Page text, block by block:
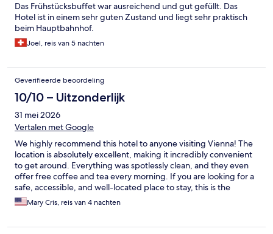
Das Frühstücksbuffet war ausreichend und gut gefüllt. Das
Hotel ist in einem sehr guten Zustand und liegt sehr praktisch
beim Hauptbahnhof.
Joel, reis van 5 nachten
Geverifieerde beoordeling
10/10 – Uitzonderlijk
31 mei 2026
Vertalen met Google
We highly recommend this hotel to anyone visiting Vienna! The
location is absolutely excellent, making it incredibly convenient
to get around. Everything was spotlessly clean, and they even
offer free coffee and tea every morning. If you are looking for a
safe, accessible, and well-located place to stay, this is the
perfect choice.
Mary Cris, reis van 4 nachten